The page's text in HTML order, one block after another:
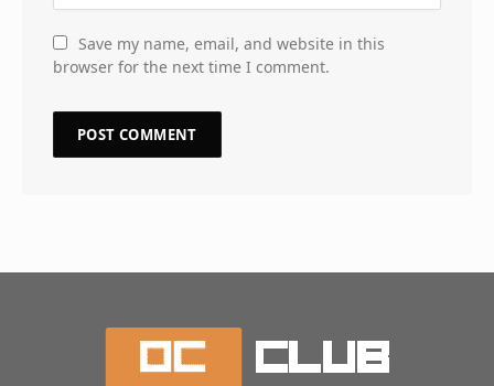
Save my name, email, and website in this
browser for the next time I comment.